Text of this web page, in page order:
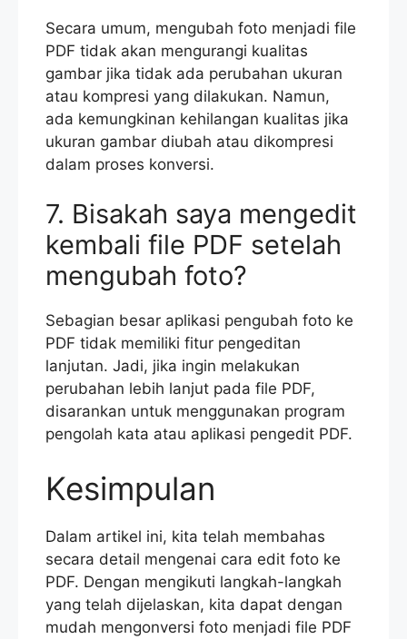
Secara umum, mengubah foto menjadi file
PDF tidak akan mengurangi kualitas
gambar jika tidak ada perubahan ukuran
atau kompresi yang dilakukan. Namun,
ada kemungkinan kehilangan kualitas jika
ukuran gambar diubah atau dikompresi
dalam proses konversi.
7. Bisakah saya mengedit
kembali file PDF setelah
mengubah foto?
Sebagian besar aplikasi pengubah foto ke
PDF tidak memiliki fitur pengeditan
lanjutan. Jadi, jika ingin melakukan
perubahan lebih lanjut pada file PDF,
disarankan untuk menggunakan program
pengolah kata atau aplikasi pengedit PDF.
Kesimpulan
Dalam artikel ini, kita telah membahas
secara detail mengenai cara edit foto ke
PDF. Dengan mengikuti langkah-langkah
yang telah dijelaskan, kita dapat dengan
mudah mengonversi foto menjadi file PDF